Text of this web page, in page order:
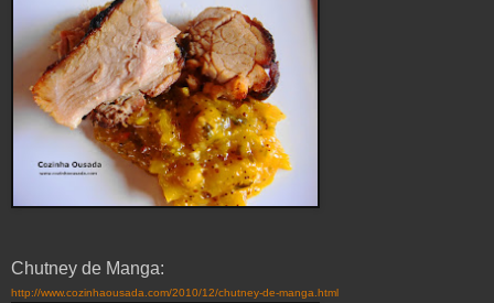
Chutney de Manga:
http://www.cozinhaousada.com/2010/12/chutney-de-manga.html